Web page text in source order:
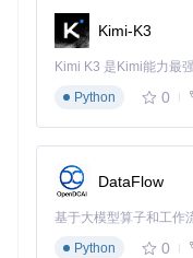
🔴 注意：如果遇到依
egacy-peer-deps
完成上述步骤后，我
行结果：
知识检查点：搭建文
三、核心功能：
Kimi-K3
Python
0
DataFlow
基于大模型算子和工作
Python
0